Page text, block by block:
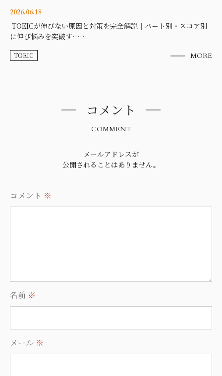
2026.06.18
TOEICが伸びない原因と対策を完全解説｜パート別・スコア別
に伸び悩みを突破す……
TOEIC MORE
コメント
COMMENT
メールアドレスが
公開されることはありません。
コメント ※
名前 ※
メール ※